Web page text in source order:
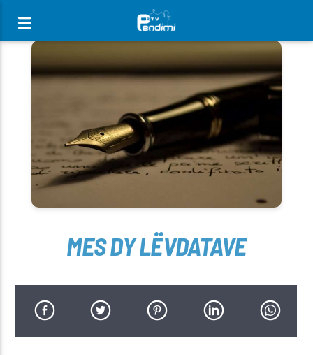
[There are no radio stations in the database]
MES DY LËVDATAVE